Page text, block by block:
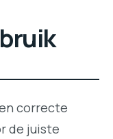
correcte
de juiste